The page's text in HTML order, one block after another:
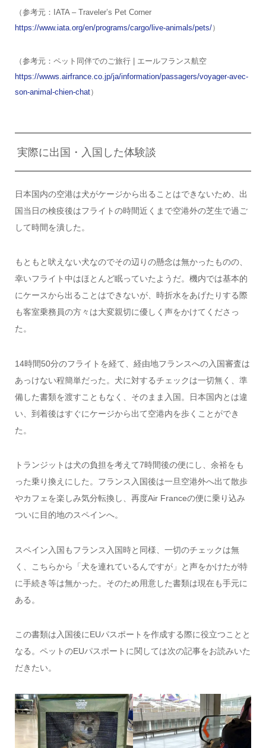
（参考元：IATA – Traveler’s Pet Corner
https://www.iata.org/en/programs/cargo/live-animals/pets/）
（参考元：ペット同伴でのご旅行 | エールフランス航空
https://wwws.airfrance.co.jp/ja/information/passagers/voyager-avec-
son-animal-chien-chat）
実際に出国・入国した体験談
日本国内の空港は犬がケージから出ることはできないため、出
国当日の検疫後はフライトの時間近くまで空港外の芝生で過ご
して時間を潰した。
もともと吠えない犬なのでその辺りの懸念は無かったものの、
幸いフライト中はほとんど眠っていたようだ。機内では基本的
にケースから出ることはできないが、時折水をあげたりする際
も客室乗務員の方々は大変親切に優しく声をかけてくださっ
た。
14時間50分のフライトを経て、経由地フランスへの入国審査は
あっけない程簡単だった。犬に対するチェックは一切無く、準
備した書類を渡すこともなく、そのまま入国。日本国内とは違
い、到着後はすぐにケージから出て空港内を歩くことができ
た。
トランジットは犬の負担を考えて7時間後の便にし、余裕をも
った乗り換えにした。フランス入国後は一旦空港外へ出て散歩
やカフェを楽しみ気分転換し、再度Air Franceの便に乗り込み
ついに目的地のスペインへ。
スペイン入国もフランス入国時と同様、一切のチェックは無
く、こちらから「犬を連れているんですが」と声をかけたが特
に手続き等は無かった。そのため用意した書類は現在も手元に
ある。
この書類は入国後にEUパスポートを作成する際に役立つことと
なる。ペットのEUパスポートに関しては次の記事をお読みいた
だきたい。